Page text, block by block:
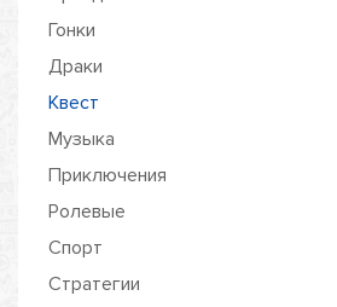
Гонки
Драки
Квест
Музыка
Приключения
Ролевые
Спорт
Стратегии